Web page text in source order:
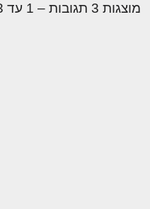
מוצגות 3 תגובות – 1 עד 3 (מתוך 3 סה״כ)